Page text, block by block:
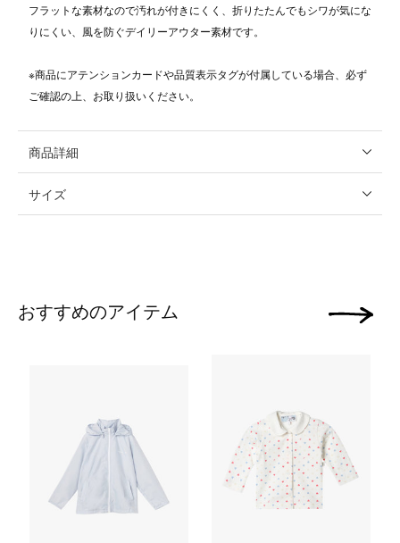
フラットな素材なので汚れが付きにくく、折りたたんでもシワが気にな
りにくい、風を防ぐデイリーアウター素材です。
※商品にアテンションカードや品質表示タグが付属している場合、必ず
ご確認の上、お取り扱いください。
商品詳細
サイズ
おすすめのアイテム 次の画像